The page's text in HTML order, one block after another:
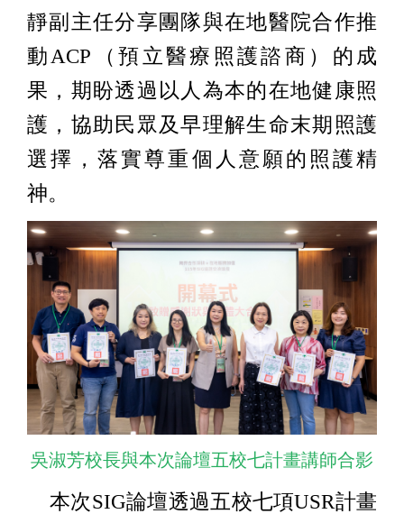
靜副主任分享團隊與在地醫院合作推
動ACP（預立醫療照護諮商）的成
果，期盼透過以人為本的在地健康照
護，協助民眾及早理解生命末期照護
選擇，落實尊重個人意願的照護精
神。
吳淑芳校長與本次論壇五校七計畫講師合影
本次SIG論壇透過五校七項USR計畫